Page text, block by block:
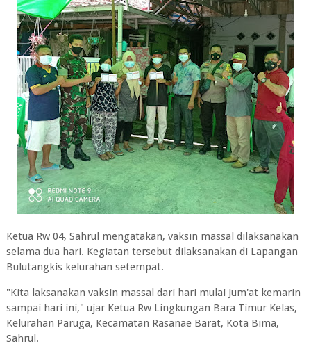
Ketua Rw 04, Sahrul mengatakan, vaksin massal dilaksanakan
selama dua hari. Kegiatan tersebut dilaksanakan di Lapangan
Bulutangkis kelurahan setempat.
"Kita laksanakan vaksin massal dari hari mulai Jum'at kemarin
sampai hari ini," ujar Ketua Rw Lingkungan Bara Timur Kelas,
Kelurahan Paruga, Kecamatan Rasanae Barat, Kota Bima,
Sahrul.